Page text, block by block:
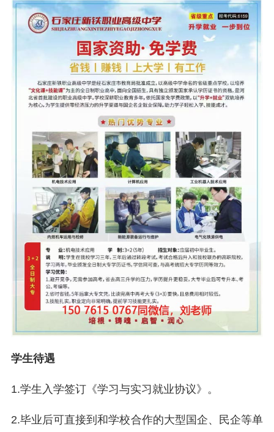
学生待遇
1.学生入学签订《学习与实习就业协议》。
2.毕业后可直接到和学校合作的大型国企、民企等单